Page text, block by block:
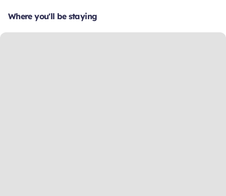
Where you'll be staying